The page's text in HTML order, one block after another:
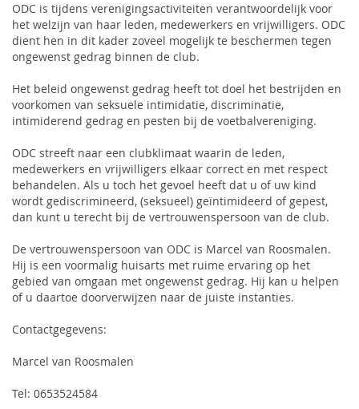
ODC is tijdens verenigingsactiviteiten verantwoordelijk voor
het welzijn van haar leden, medewerkers en vrijwilligers. ODC
dient hen in dit kader zoveel mogelijk te beschermen tegen
ongewenst gedrag binnen de club.
Het beleid ongewenst gedrag heeft tot doel het bestrijden en
voorkomen van seksuele intimidatie, discriminatie,
intimiderend gedrag en pesten bij de voetbalvereniging.
ODC streeft naar een clubklimaat waarin de leden,
medewerkers en vrijwilligers elkaar correct en met respect
behandelen. Als u toch het gevoel heeft dat u of uw kind
wordt gediscrimineerd, (seksueel) geïntimideerd of gepest,
dan kunt u terecht bij de vertrouwenspersoon van de club.
De vertrouwenspersoon van ODC is Marcel van Roosmalen.
Hij is een voormalig huisarts met ruime ervaring op het
gebied van omgaan met ongewenst gedrag. Hij kan u helpen
of u daartoe doorverwijzen naar de juiste instanties.
Contactgegevens:
Marcel van Roosmalen
Tel: 0653524584